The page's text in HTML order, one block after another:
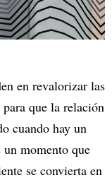
en revalorizar las
que la relación
cuando hay un
momento que
se convierta en